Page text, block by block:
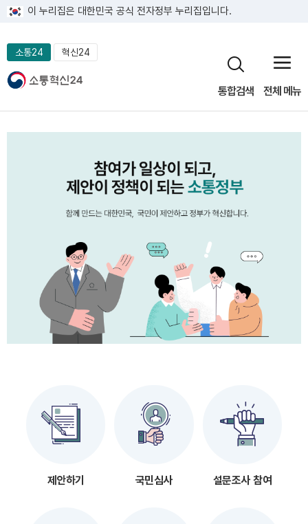
이 누리집은 대한민국 공식 전자정부 누리집입니다.
소통24 혁신24
통합검색 전체 메뉴
제안하기 국민심사 설문조사 참여